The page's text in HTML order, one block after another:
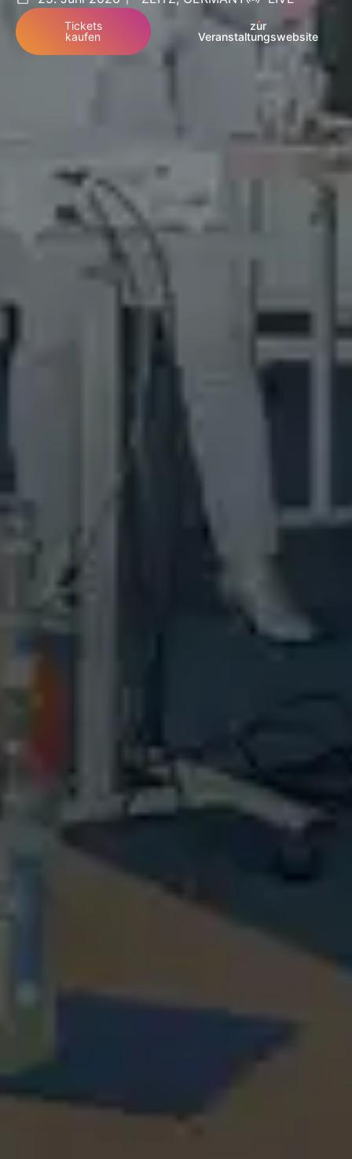
Tickets
kaufen
zur
Veranstaltungswebsite